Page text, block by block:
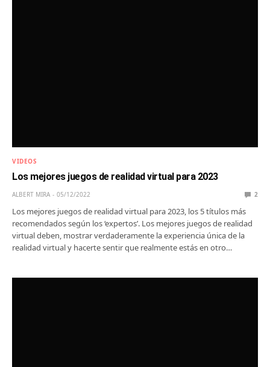
VIDEOS
Los mejores juegos de realidad virtual para 2023
ALBERT MIRA 05/12/2022 2
Los mejores juegos de realidad virtual para 2023, los 5 títulos más
recomendados según los ‘expertos’. Los mejores juegos de realidad
virtual deben, mostrar verdaderamente la experiencia única de la
realidad virtual y hacerte sentir que realmente estás en otro…